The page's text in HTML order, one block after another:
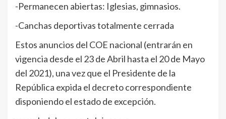
-Permanecen abiertas: Iglesias, gimnasios.
-Canchas deportivas totalmente cerrada
Estos anuncios del COE nacional (entrarán en
vigencia desde el 23 de Abril hasta el 20 de Mayo
del 2021), una vez que el Presidente de la
República expida el decreto correspondiente
disponiendo el estado de excepción.